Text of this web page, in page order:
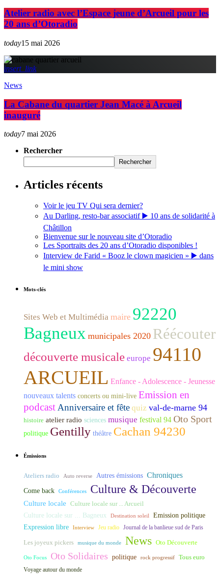
Atelier radio avec l’Espace jeune d’Arcueil pour les
20 ans d’Otoradio
today15 mai 2026
insert_link
News
La Cabane du quartier Jean Macé à Arcueil
inauguré
today7 mai 2026
Rechercher
Rechercher
Articles récents
Voir le jeu TV Qui sera dernier?
Au Darling, resto-bar associatif ▶️ 10 ans de solidarité à
Châtillon
Bienvenue sur le nouveau site d’Otoradio
Les Sportraits des 20 ans d’Otoradio disponibles !
Interview de Farid « Booz le clown magicien » ▶️ dans
le mini show
Mots-clés
Sites Web et Multimédia maire 92220
Bagneux municipales 2020 Réécouter
découverte musicale europe 94110
ARCUEIL Enfance - Adolescence - Jeunesse
nouveaux talents concerts ou mini-live Emission en
podcast Anniversaire et fête quiz val-de-marne 94
histoire atelier radio sciences musique festival 94 Oto Sport
politique Gentilly théâtre Cachan 94230
Émissions
Ateliers radio Auto reverse Autres émissions Chroniques
Come back Conférences Culture & Découverte
Culture locale Culture locale sur ... Arcueil
Culture locale sur ... Bagneux Destination soleil Emission politique
Expression libre Interview Jeu radio Journal de la banlieue sud de Paris
Les joyeux pickers musique du monde News Oto Découverte
Oto Focus Oto Solidaires politique rock progressif Tous euro
Voyage autour du monde